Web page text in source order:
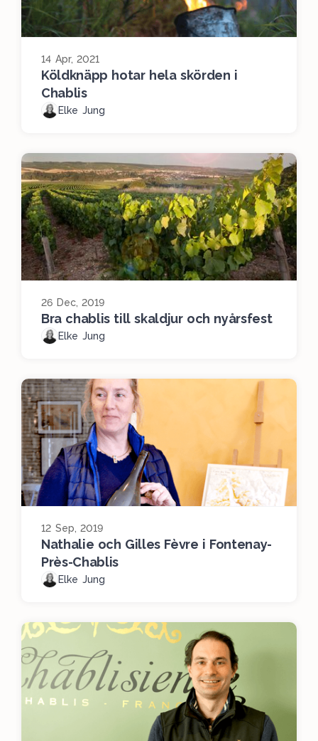
14 Apr, 2021
Köldknäpp hotar hela skörden i
Chablis
Elke Jung
26 Dec, 2019
Bra chablis till skaldjur och nyårsfest
Elke Jung
12 Sep, 2019
Nathalie och Gilles Fèvre i Fontenay-
Près-Chablis
Elke Jung